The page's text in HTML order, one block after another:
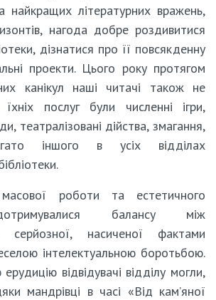
найкращих літературних вражень,
нагода добре роздивитися
дізнатися про її повсякденну
проекти. Цього року протягом
канікул наші читачі також не
послуг були численні ігри,
театралізовані дійства, змагання,
іншого в усіх відділах
роботи та естетичного
балансу між
серйозної, насиченої фактами
інтелектуальною боротьбою.
відвідувачі відділу могли,
мандрівці в часі «Від кам’яної